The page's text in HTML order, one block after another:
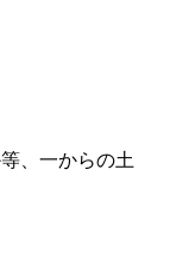
、一からの土